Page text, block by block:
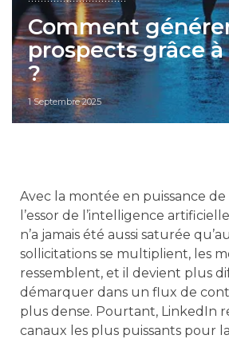
Comment
prospects grâce
?
1 Septembre 2025
Avec la montée en puissance
l’essor de l’intelligence
n’a jamais été aussi saturée
sollicitations se multiplient, les
ressemblent, et il devient plus
démarquer dans un flux de
plus dense. Pourtant, LinkedIn
canaux les plus puissants pour